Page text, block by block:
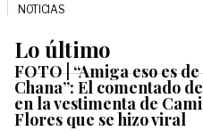
NOTICIAS
Lo último
FOTO | “Amiga eso es de
Chana”: El comentado
en la vestimenta de
Flores que se hizo viral